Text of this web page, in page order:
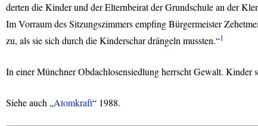
derten die Kinder und der Elternbeirat der Grundschule an der
Im Vorraum des Sitzungszimmers empfing Bürgermeister
zu, als sie sich durch die Kinderschar drängeln mussten.“1
In einer Münchner Obdachlosensiedlung herrscht Gewalt. Kinder
Siehe auch „Atomkraft“ 1988.